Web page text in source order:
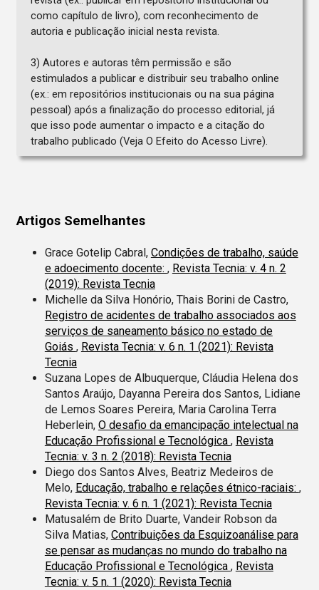
como capítulo de livro), com reconhecimento de
autoria e publicação inicial nesta revista.
3) Autores e autoras têm permissão e são
estimulados a publicar e distribuir seu trabalho online
(ex.: em repositórios institucionais ou na sua página
pessoal) após a finalização do processo editorial, já
que isso pode aumentar o impacto e a citação do
trabalho publicado (Veja O Efeito do Acesso Livre).
Artigos Semelhantes
Grace Gotelip Cabral, Condições de trabalho, saúde
e adoecimento docente: , Revista Tecnia: v. 4 n. 2
(2019): Revista Tecnia
Michelle da Silva Honório, Thais Borini de Castro,
Registro de acidentes de trabalho associados aos
serviços de saneamento básico no estado de
Goiás , Revista Tecnia: v. 6 n. 1 (2021): Revista
Tecnia
Suzana Lopes de Albuquerque, Cláudia Helena dos
Santos Araújo, Dayanna Pereira dos Santos, Lidiane
de Lemos Soares Pereira, Maria Carolina Terra
Heberlein, O desafio da emancipação intelectual na
Educação Profissional e Tecnológica , Revista
Tecnia: v. 3 n. 2 (2018): Revista Tecnia
Diego dos Santos Alves, Beatriz Medeiros de
Melo, Educação, trabalho e relações étnico-raciais: ,
Revista Tecnia: v. 6 n. 1 (2021): Revista Tecnia
Matusalém de Brito Duarte, Vandeir Robson da
Silva Matias, Contribuições da Esquizoanálise para
se pensar as mudanças no mundo do trabalho na
Educação Profissional e Tecnológica , Revista
Tecnia: v. 5 n. 1 (2020): Revista Tecnia